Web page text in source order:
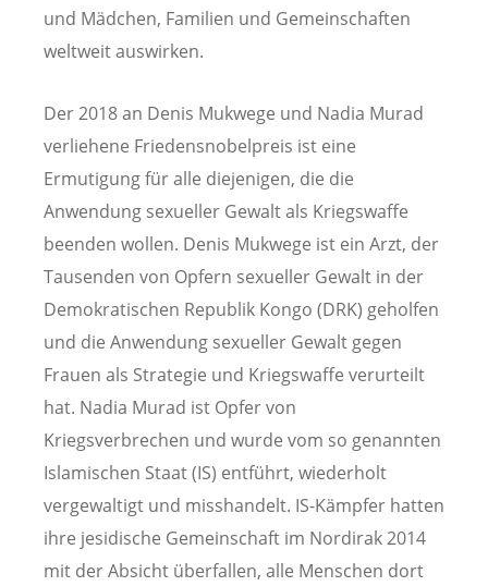
und Mädchen, Familien und Gemeinschaften
weltweit auswirken.
Der 2018 an Denis Mukwege und Nadia Murad
verliehene Friedensnobelpreis ist eine
Ermutigung für alle diejenigen, die die
Anwendung sexueller Gewalt als Kriegswaffe
beenden wollen. Denis Mukwege ist ein Arzt, der
Tausenden von Opfern sexueller Gewalt in der
Demokratischen Republik Kongo (DRK) geholfen
und die Anwendung sexueller Gewalt gegen
Frauen als Strategie und Kriegswaffe verurteilt
hat. Nadia Murad ist Opfer von
Kriegsverbrechen und wurde vom so genannten
Islamischen Staat (IS) entführt, wiederholt
vergewaltigt und misshandelt. IS-Kämpfer hatten
ihre jesidische Gemeinschaft im Nordirak 2014
mit der Absicht überfallen, alle Menschen dort